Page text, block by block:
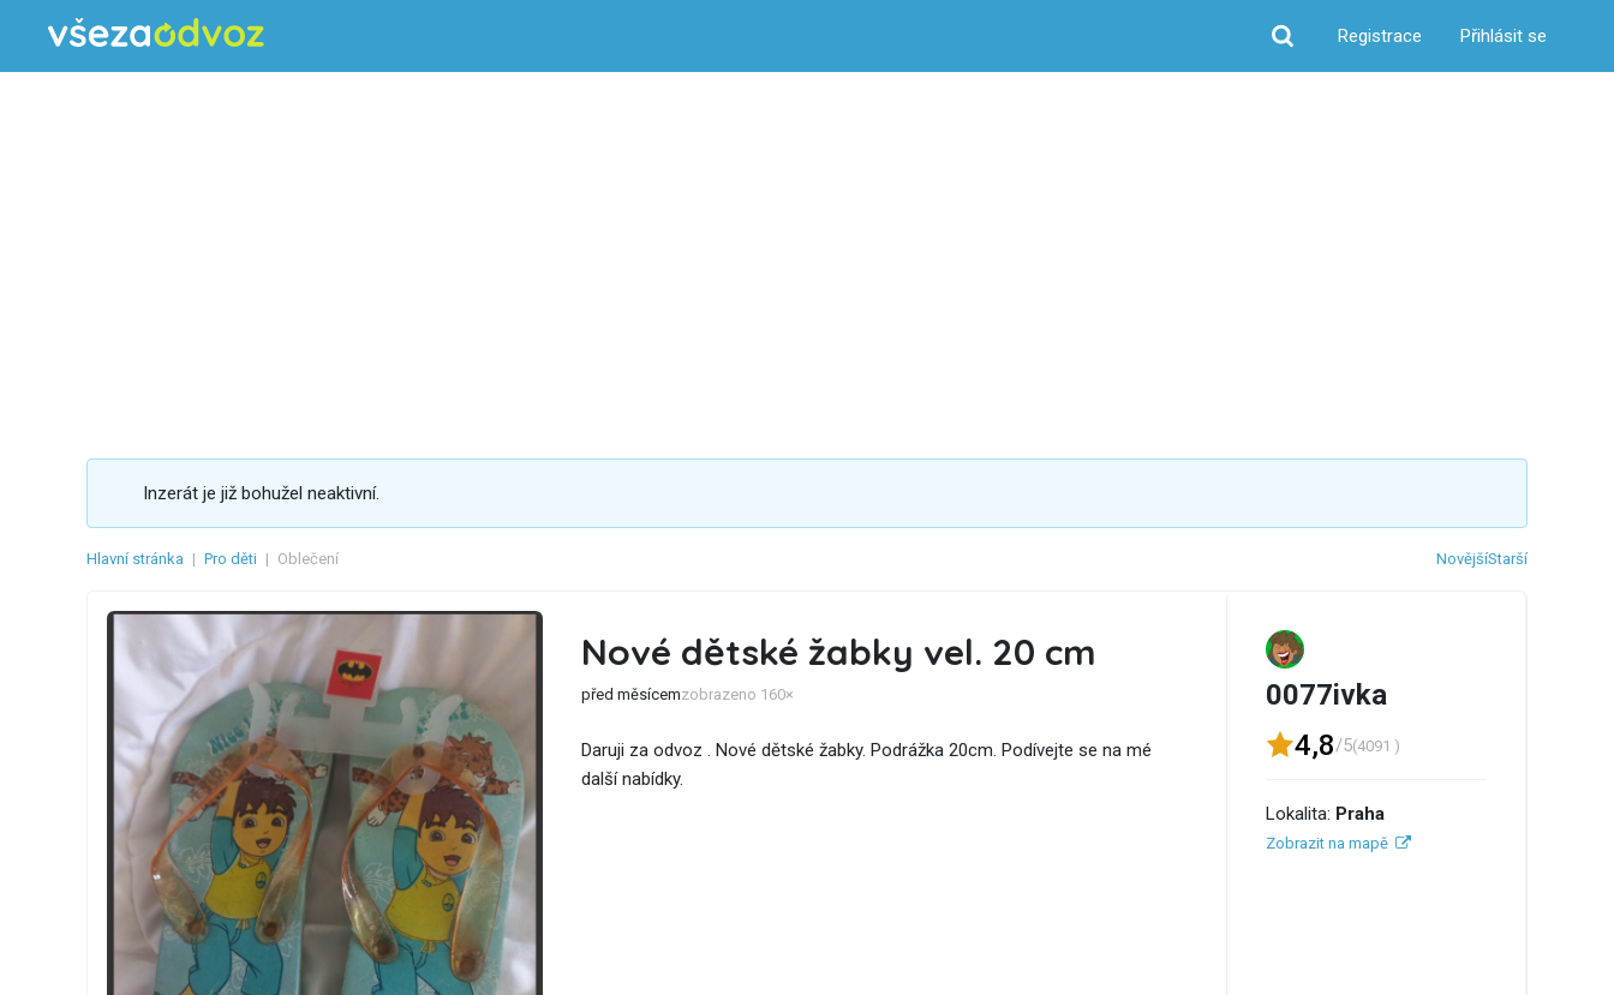
Hledat
Registrace Přihlásit se
Inzerát je již bohužel neaktivní.
Hlavní stránka | Pro děti | Oblečení NovějšíStarší
Nové dětské žabky vel. 20 cm
před měsícemzobrazeno 160×
Daruji za odvoz . Nové dětské žabky. Podrážka 20cm. Podívejte se na mé
další nabídky.
0077ivka
4,8/5(4091 )
Lokalita: Praha
Zobrazit na mapě